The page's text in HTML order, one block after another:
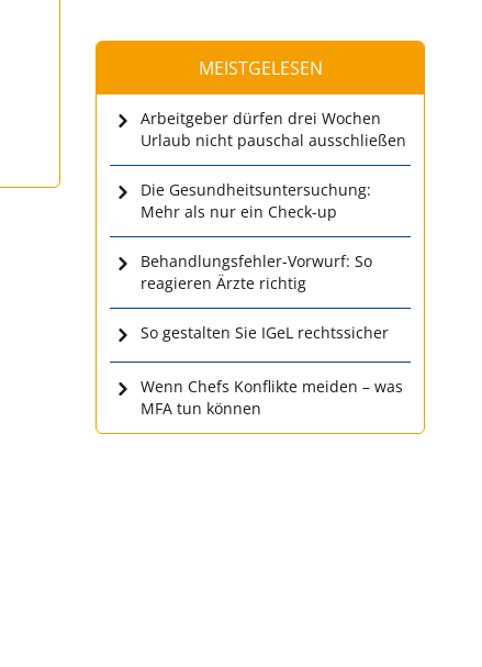
MEISTGELESEN
Arbeitgeber dürfen drei Wochen
Urlaub nicht pauschal ausschließen
Die Gesundheitsuntersuchung:
Mehr als nur ein Check-up
Behandlungsfehler-Vorwurf: So
reagieren Ärzte richtig
So gestalten Sie IGeL rechtssicher
Wenn Chefs Konflikte meiden – was
MFA tun können